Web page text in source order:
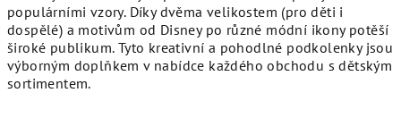
populárními vzory. Díky dvěma velikostem (pro děti i
dospělé) a motivům od Disney po různé módní ikony potěší
široké publikum. Tyto kreativní a pohodlné podkolenky jsou
výborným doplňkem v nabídce každého obchodu s dětským
sortimentem.